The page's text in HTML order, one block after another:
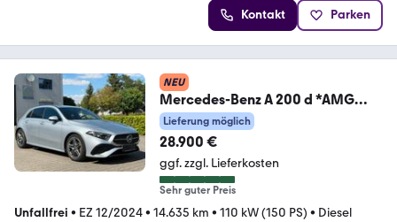
Kontakt Parken
NEU
Mercedes-Benz A 200 d *AMG
Line
*MBUX*Kamera*KeyL*Ambiente*L
ED
Lieferung möglich
28.900 €
ggf. zzgl. Lieferkosten
Sehr guter Preis
Unfallfrei • EZ 12/2024• 14.635 km • 110 kW (150 PS) • Diesel